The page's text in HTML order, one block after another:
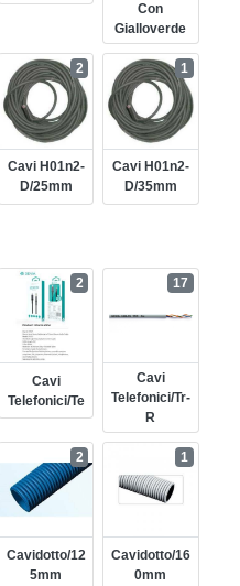
Con
Gialloverde
Cavi H01n2-
D/25mm
2
Cavi H01n2-
D/35mm
1
Cavi
Telefonici/te
2
Cavi
Telefonici/tr-
R
17
Cavidotto/12
5mm
2
Cavidotto/16
0mm
1